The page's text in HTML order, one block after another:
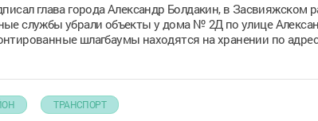
глава города Александр Болдакин, в Засвияжском
службы убрали объекты у дома № 2Д по улице
шлагбаумы находятся на хранении по
ТРАНСПОРТ